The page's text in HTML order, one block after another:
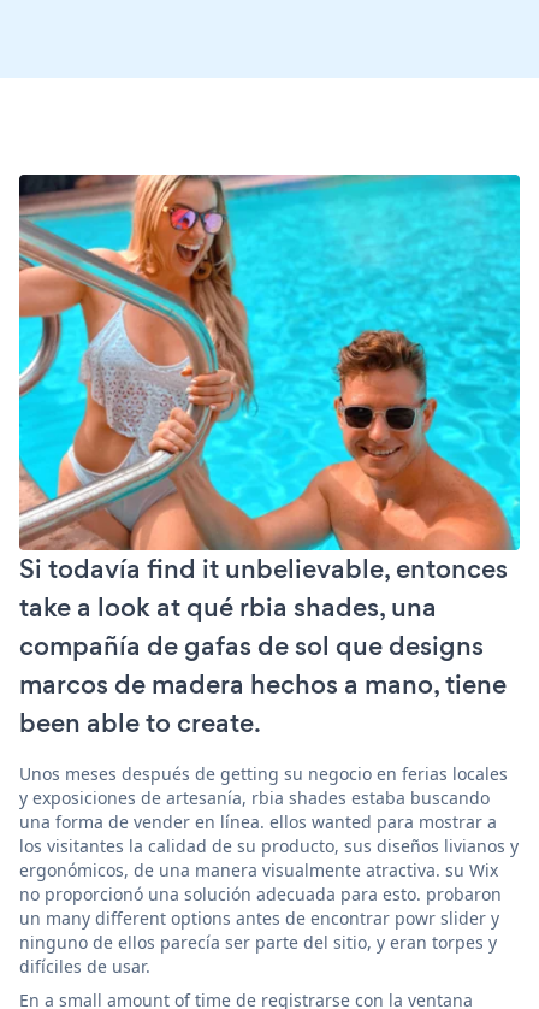
Si todavía find it unbelievable, entonces
take a look at qué rbia shades, una
compañía de gafas de sol que designs
marcos de madera hechos a mano, tiene
been able to create.
Unos meses después de getting su negocio en ferias locales
y exposiciones de artesanía, rbia shades estaba buscando
una forma de vender en línea. ellos wanted para mostrar a
los visitantes la calidad de su producto, sus diseños livianos y
ergonómicos, de una manera visualmente atractiva. su Wix
no proporcionó una solución adecuada para esto. probaron
un many different options antes de encontrar powr slider y
ninguno de ellos parecía ser parte del sitio, y eran torpes y
difíciles de usar.
En a small amount of time de registrarse con la ventana